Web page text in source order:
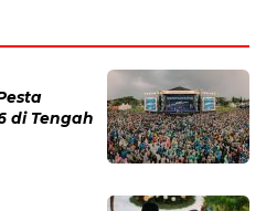
di Tengah